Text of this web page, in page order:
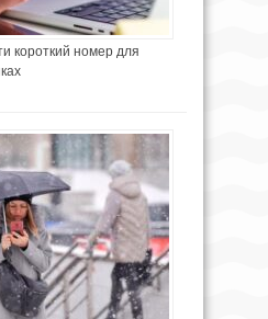
короткий номер для